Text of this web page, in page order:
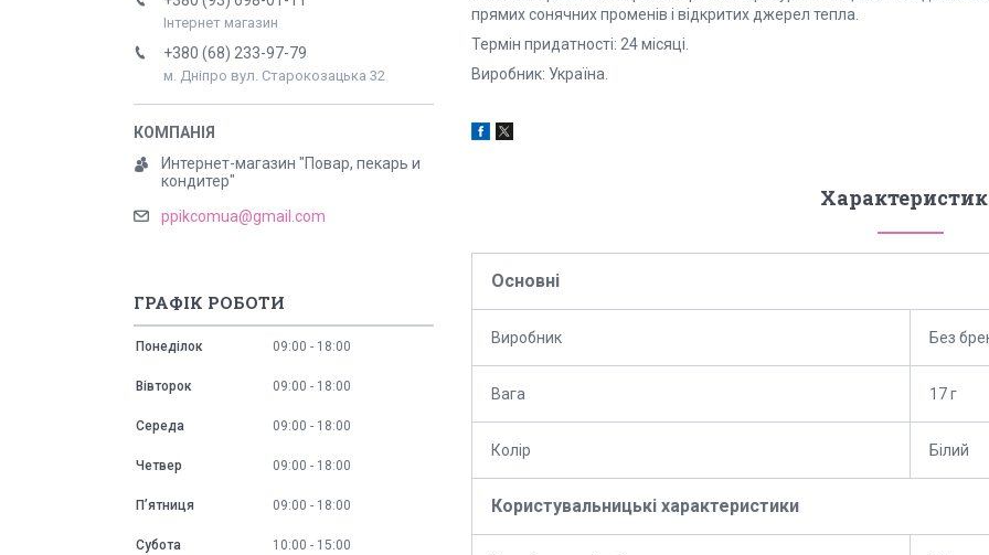
прямих сонячних променів і відкритих джерел тепла.
Термін придатності: 24 місяці.
Виробник: Україна.
Основні
Виробник Без
Вага 17 г
Колір Білий
Користувальницькі характеристики
Інтернет магазин
+380 (68) 233-97-79
м. Дніпро вул. Старокозацька 32
Интернет-магазин "Повар, пекарь и
кондитер"
ppikcomua@gmail.com
ГРАФІК РОБОТИ
Понеділок 09:00 18:00
Вівторок 09:00 18:00
Середа 09:00 18:00
Четвер 09:00 18:00
Пʼятниця 09:00 18:00
Субота 10:00 15:00